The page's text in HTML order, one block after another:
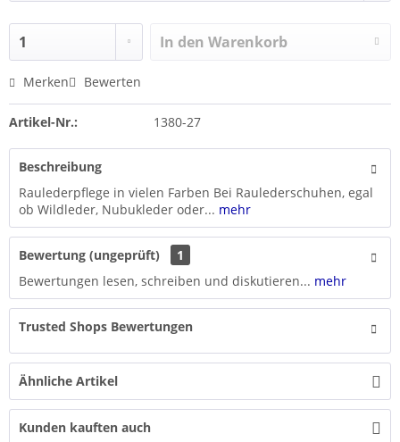
In den Warenkorb
Merken Bewerten
Artikel-Nr.: 1380-27
Beschreibung
Raulederpflege in vielen Farben Bei Raulederschuhen, egal
ob Wildleder, Nubukleder oder... mehr
Bewertung (ungeprüft)
1
Bewertungen lesen, schreiben und diskutieren... mehr
Trusted Shops Bewertungen
Ähnliche Artikel
Kunden kauften auch